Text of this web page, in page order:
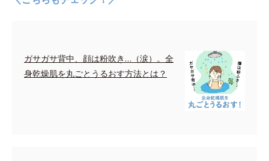
ガサガサ背中、顔は粉吹き…（涙）。全
身乾燥肌を丸ごとうるおす方法とは？